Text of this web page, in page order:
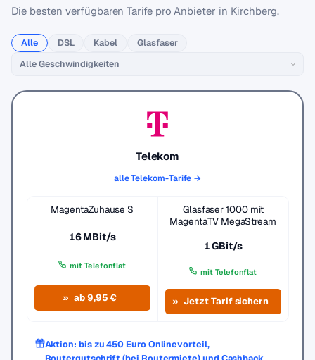
Die besten verfügbaren Tarife pro Anbieter in Kirchberg.
Alle DSL Kabel Glasfaser
Telekom
alle Telekom-Tarife →
MagentaZuhause S
16 MBit/s
mit Telefonflat
ab 9,95 €
Glasfaser 1000 mit
MagentaTV MegaStream
1 GBit/s
mit Telefonflat
Jetzt Tarif sichern
Aktion: bis zu 450 Euro Onlinevorteil,